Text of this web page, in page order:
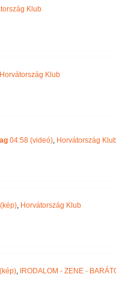
Klub
Horvátország Klub
04:58 (videó), Horvátország
(kép), Horvátország Klub
(kép), IRODALOM - ZENE -